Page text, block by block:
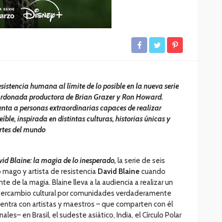
humana al límite de lo posible en la nueva serie
productora de Brian Grazer y Ron Howard.
a personas extraordinarias capaces de realizar
inspirada en distintas culturas, historias únicas y
del mundo
Blaine: la magia de lo inesperado, la serie de seis
y artista de resistencia David Blaine cuando
de la magia. Blaine lleva a la audiencia a realizar un
cultural por comunidades verdaderamente
con artistas y maestros – que comparten con él
en Brasil, el sudeste asiático, India, el Círculo Polar